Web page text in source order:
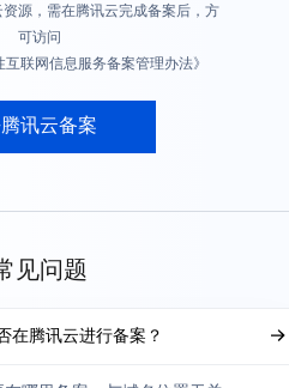
源，需在腾讯云完成备案后，方
可访问
联网信息服务备案管理办法》
讯云备案
见问题
在腾讯云进行备案？